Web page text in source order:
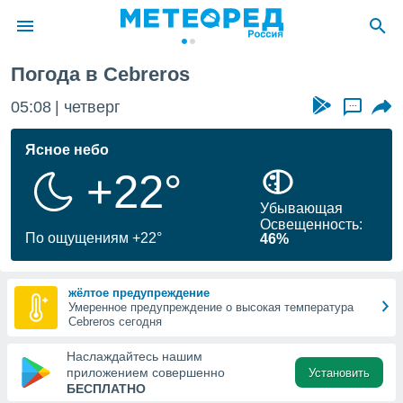
о
Вы можете
к этому
доступ
Погода в Cebreros
05:08 четверг ...
Ясное небо
+22°
По ощущениям +22°
Убывающая
Освещенность:
46%
жёлтое предупреждение
Умеренное предупреждение о высокая температура
Cebreros сегодня
Наслаждайтесь нашим
приложением совершенно
БЕСПЛАТНО
Установить